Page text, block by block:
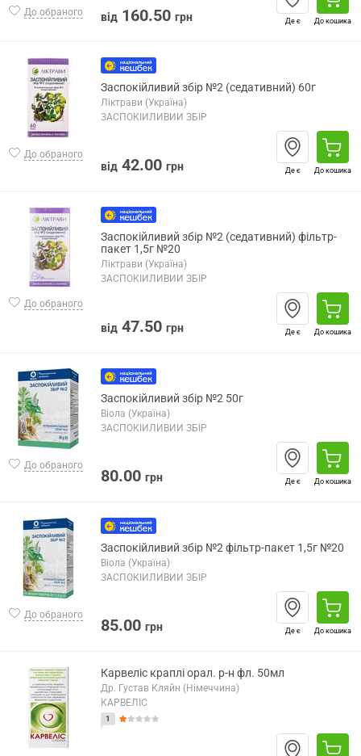
До обраного від 160.50 грн Де є До кошика
До обраного
Заспокійливий збір №2 (седативний) 60г
Ліктрави (Україна)
ЗАСПОКІЙЛИВИЙ ЗБІР
від 42.00 грн Де є До кошика
До обраного
Заспокійливий збір №2 (седативний) фільтр-
пакет 1,5г №20
Ліктрави (Україна)
ЗАСПОКІЙЛИВИЙ ЗБІР
від 47.50 грн Де є До кошика
До обраного
Заспокійливий збір №2 50г
Віола (Україна)
ЗАСПОКІЙЛИВИЙ ЗБІР
80.00 грн Де є До кошика
До обраного
Заспокійливий збір №2 фільтр-пакет 1,5г №20
Віола (Україна)
ЗАСПОКІЙЛИВИЙ ЗБІР
85.00 грн Де є До кошика
Карвеліс краплі орал. р-н фл. 50мл
Др. Густав Кляйн (Німеччина)
КАРВЕЛІС
1